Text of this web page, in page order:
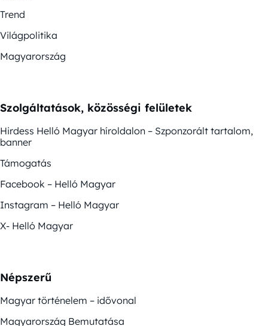
Trend
Világpolitika
Magyarország
Szolgáltatások, közösségi felületek
Hirdess Helló Magyar híroldalon – Szponzorált tartalom,
banner
Támogatás
Facebook – Helló Magyar
Instagram – Helló Magyar
X- Helló Magyar
Népszerű
Magyar történelem – idővonal
Magyarország Bemutatása